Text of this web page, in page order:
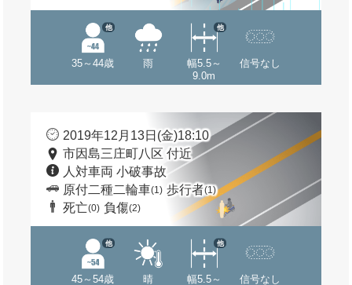
35～44歳
他
雨
幅5.5～
9.0m
他
信号なし
2019年12月13日(金)18:10
市因島三庄町八区 付近
人対車両 小破事故
原付二種二輪車(1) 歩行者(1)
死亡(0) 負傷(2)
45～54歳
他
晴
幅5.5～
他
信号なし